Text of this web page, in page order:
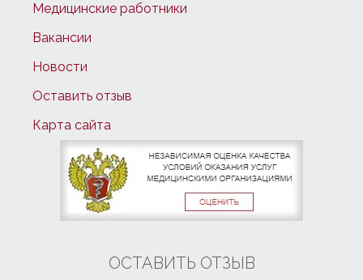
Медицинские работники
Вакансии
Новости
Оставить отзыв
Карта сайта
ОСТАВИТЬ ОТЗЫВ